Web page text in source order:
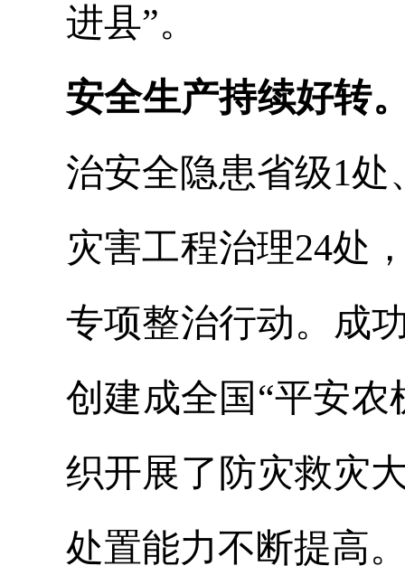
进县”。
安全生产持续好转
治安全隐患省级1
灾害工程治理24处
专项整治行动。成
创建成全国“平安
织开展了防灾救灾
处置能力不断提高